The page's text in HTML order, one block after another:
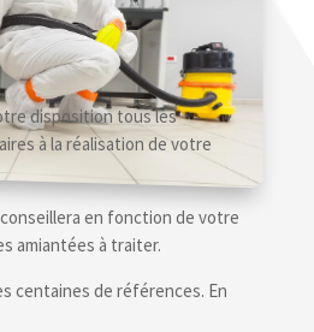
disposition tous les
à la réalisation de votre
en fonction de votre
amiantées à traiter.
centaines de références. En